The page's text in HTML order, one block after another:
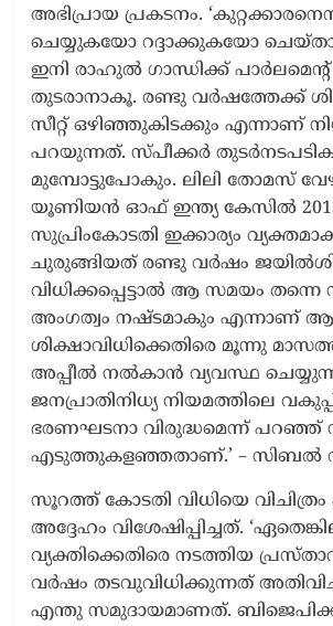
അഭിപ്രായ പ്രകടനം.
ചെയ്യുകയോ റദ്ദാക്കുകയോ
ഇനി രാഹുൽ ഗാന്ധിക്ക്
തുടരാനാകൂ. രണ്ടു വർഷത്തേക്ക്
സീറ്റ് ഒഴിഞ്ഞുകിടക്കും എന്നാണ്
പറയുന്നത്. സ്പീക്കർ
മുമ്പോട്ടുപോകും. ലിലി തോമസ്
യൂണിയൻ ഓഫ് ഇന്ത്യ കേസിൽ
സുപ്രിംകോടതി ഇക്കാര്യം
ചുരുങ്ങിയത് രണ്ടു വർഷം
വിധിക്കപ്പെട്ടാൽ ആ സമയം തന്നെ
അംഗത്വം നഷ്ടമാകും എന്നാണ് ആ
ശിക്ഷാവിധിക്കെതിരെ മൂന്നു
അപ്പീൽ നൽകാൻ വ്യവസ്ഥ
ജനപ്രാതിനിധ്യ നിയമത്തിലെ
ഭരണഘടനാ വിരുദ്ധമെന്ന് പറഞ്ഞ്
എടുത്തുകളഞ്ഞതാണ്.’ – സിബൽ
സൂറത്ത് കോടതി വിധിയെ
അദ്ദേഹം വിശേഷിപ്പിച്ചത്.
വ്യക്തിക്കെതിരെ നടത്തിയ
വർഷം തടവുവിധിക്കുന്നത്
എന്തു സമുദായമാണത്.